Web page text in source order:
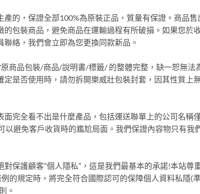
的，保證全部100%為原裝正品，質量有保證。商品售
包裝商品，避免商品在運輸過程有所破損。如果您於
絡，我們會立即為您更換同款新品。
商品包裝/商品/說明書/標籤/ 的整體完整，缺一恕無法
是否使用時，請勿拆開樂威壯包裝封套，因其性質上
完全看不出是什麼產品，包括運送聯單上的公司名稱
以避免客戶收貨時的尷尬局面。我們保證內容物只有我
保護顧客”個人隱私”，這是我們最基本的承諾!本站尊
的規定時，將完全符合國際認可的保障個人資料私隱(
。